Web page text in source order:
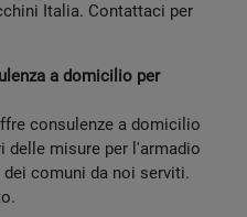
Italia. Contattaci per
a domicilio per
consulenze a domicilio
delle misure per l'armadio
dei comuni da noi serviti.